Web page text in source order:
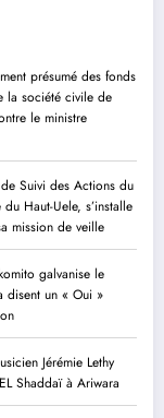
présumé des fonds
la société civile de
le ministre
Suivi des Actions du
Haut-Uele, s’installe
mission de veille
galvanise le
disent un « Oui »
Jérémie Lethy
Shaddaï à Ariwara